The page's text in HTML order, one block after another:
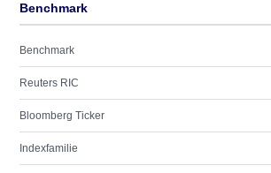
Benchmark
Benchmark
Reuters RIC
Bloomberg Ticker
Indexfamilie